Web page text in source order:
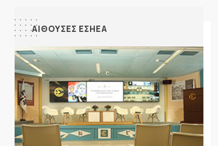
ΑΙΘΟΥΣΕΣ ΕΣΗΕΑ